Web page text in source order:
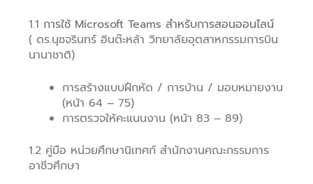
1.1 การใช้ Microsoft Teams สำหรับการสอนออนไลน์
( ดร.นุชจรินทร์ อินต๊ะหล้า วิทยาลัยอุตสาหกรรมการบิน
นานาชาติ)
การสร้างแบบฝึกหัด / การบ้าน / มอบหมายงาน
(หน้า 64 – 75)
การตรวจให้คะแนนงาน (หน้า 83 – 89)
1.2 คู่มือ หน่วยศึกษานิเทศก์ สำนักงานคณะกรรมการ
อาชีวศึกษา